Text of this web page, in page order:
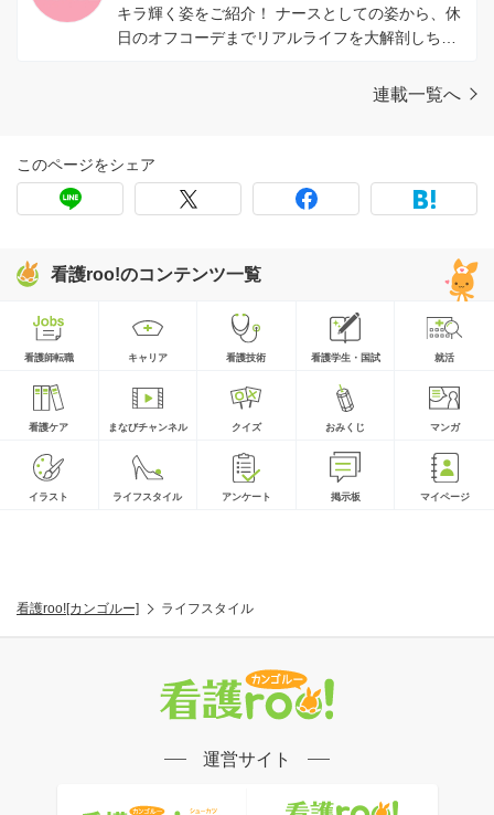
キラ輝く姿をご紹介！ ナースとしての姿から、休
日のオフコーデまでリアルライフを大解剖しちゃ
連載一覧へ
このページをシェア
看護roo!のコンテンツ一覧
看護師転職 キャリア 看護技術 看護学生・国試 就活
看護ケア まなびチャンネル クイズ おみくじ マンガ
イラスト ライフスタイル アンケート 掲示板 マイページ
看護roo![カンゴルー] ライフスタイル
運営サイト